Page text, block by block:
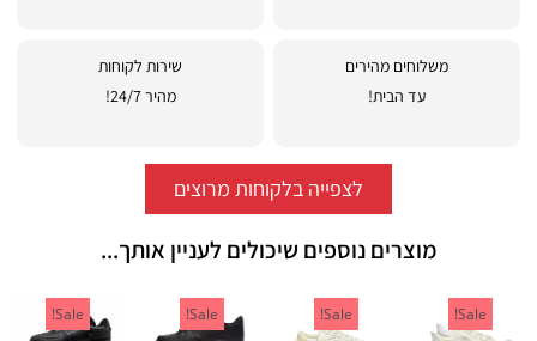
משלוחים מהירים
עד הבית!
שירות לקוחות
מהיר 24/7!
לצפייה בלקוחות מרוצים
מוצרים נוספים שיכולים לעניין אותך...
Sale!
Sale!
Sale!
Sale!